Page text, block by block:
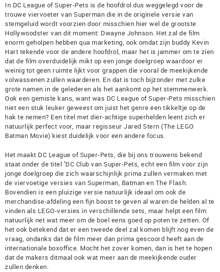
In DC League of Super-Pets is de hoofdrol dus weggelegd voor de
trouwe viervoeter van Superman die in de originele versie van
stemgeluid wordt voorzien door misschien hier wel de grootste
Hollywoodster van dit moment: Dwayne Johnson. Het zal de film
enorm geholpen hebben qua marketing, ook omdat zijn buddy Kevin
Hart tekende voor de andere hoofdrol, maar het is jammer om te zien
dat de film overduidelijk mikt op een jonge doelgroep waardoor er
weinig tot geen ruimte lijkt voor grappen die vooral de meekijkende
volwassenen zullen waarderen. En dat is toch bijzonder met zulke
grote namen in de gelederen als het aankomt op het stemmenwerk.
Ook een gemiste kans, want was DC League of Super-Pets misschien
niet een stuk leuker geweest om juist het genre een tikkeltje op de
hak te nemen? Een titel met dier-achtige superhelden leent zich er
natuurlijk perfect voor, maar regisseur Jared Stern (The LEGO
Batman Movie) kiest duidelijk voor een andere focus.
Het maakt DC League of Super-Pets, die bij ons trouwens bekend
staat onder de titel ‘DC Club van Super-Pets, echt een film voor zijn
jonge doelgroep die zich waarschijnlijk prima zullen vermaken met
de viervoetige versies van Superman, Batman en The Flash.
Bovendien is een pluizige versie natuurlijk ideaal om ook de
merchandise-afdeling een fijn boost te geven al waren de helden al te
vinden als LEGO-versies in verschillende sets, maar helpt een film
natuurlijk net wat meer om de boel eens goed op poten te zetten. Of
het ook betekend dat er een tweede deel zal komen blijft nog even de
vraag, ondanks dat de film meer dan prima gescoord heeft aan de
internationale boxoffice. Mocht het zover komen, dan is het te hopen
dat de makers ditmaal ook wat meer aan de meekijkende ouder
zullen denken.